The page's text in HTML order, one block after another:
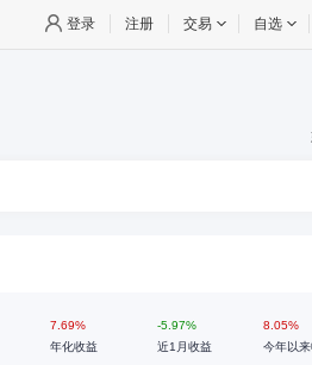
登录 注册 交易 自选
7.69%
年化收益
-5.97%
近1月收益
8.05%
今年以